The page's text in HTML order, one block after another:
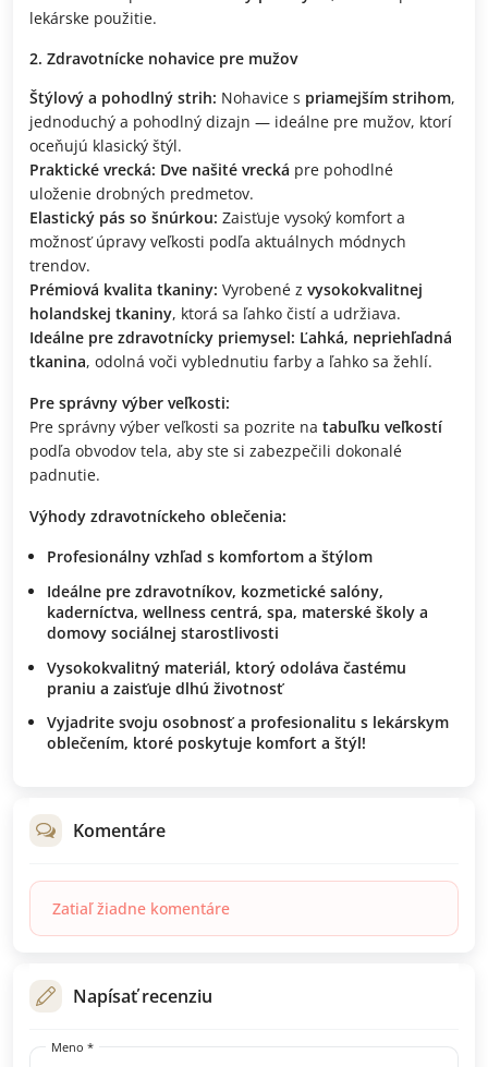
lekárske použitie.
Zdravotnícke nohavice pre mužov
Štýlový a pohodlný strih: Nohavice s priamejším strihom,
jednoduchý a pohodlný dizajn — ideálne pre mužov, ktorí
oceňujú klasický štýl.
Praktické vrecká: Dve našité vrecká pre pohodlné
uloženie drobných predmetov.
Elastický pás so šnúrkou: Zaisťuje vysoký komfort a
možnosť úpravy veľkosti podľa aktuálnych módnych
trendov.
Prémiová kvalita tkaniny: Vyrobené z vysokokvalitnej
holandskej tkaniny, ktorá sa ľahko čistí a udržiava.
Ideálne pre zdravotnícky priemysel: Ľahká, nepriehľadná
tkanina, odolná voči vyblednutiu farby a ľahko sa žehlí.
Pre správny výber veľkosti:
Pre správny výber veľkosti sa pozrite na tabuľku veľkostí
podľa obvodov tela, aby ste si zabezpečili dokonalé
padnutie.
Výhody zdravotníckeho oblečenia:
Profesionálny vzhľad s komfortom a štýlom
Ideálne pre zdravotníkov, kozmetické salóny,
kaderníctva, wellness centrá, spa, materské školy a
domovy sociálnej starostlivosti
Vysokokvalitný materiál, ktorý odoláva častému
praniu a zaisťuje dlhú životnosť
Vyjadrite svoju osobnosť a profesionalitu s lekárskym
oblečením, ktoré poskytuje komfort a štýl!
Komentáre
Zatiaľ žiadne komentáre
Napísať recenziu
Meno *